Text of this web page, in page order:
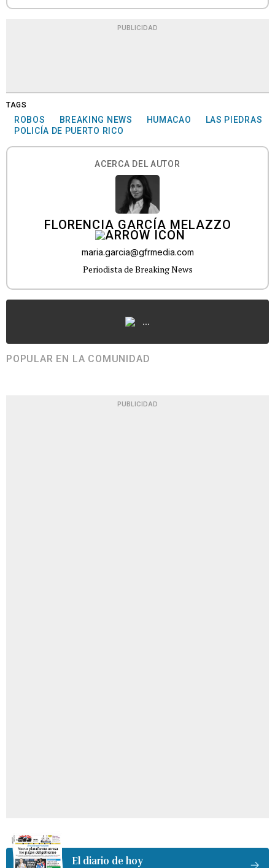
PUBLICIDAD
TAGS
ROBOS BREAKING NEWS HUMACAO
LAS PIEDRAS
POLICÍA DE PUERTO RICO
ACERCA DEL AUTOR
FLORENCIA GARCÍA MELAZZO
maria.garcia@gfrmedia.com
Periodista de Breaking News
...
POPULAR EN LA COMUNIDAD
PUBLICIDAD
El diario de hoy